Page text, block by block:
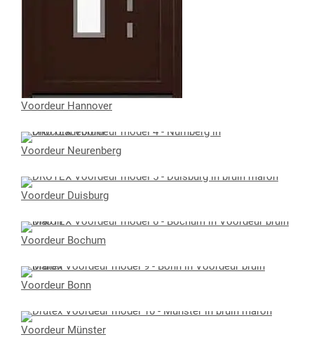
Voordeur Hannover
Voordeur Neurenberg
Voordeur Duisburg
Voordeur Bochum
Voordeur Bonn
Voordeur Münster